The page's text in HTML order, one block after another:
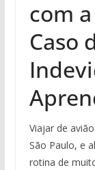
com
Caso
Viajar de
São Paulo, e
rotina de